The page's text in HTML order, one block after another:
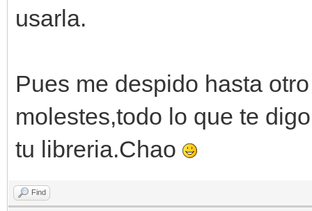
usarla.
Pues me despido hasta
molestes,todo lo que te
tu libreria.Chao
Find